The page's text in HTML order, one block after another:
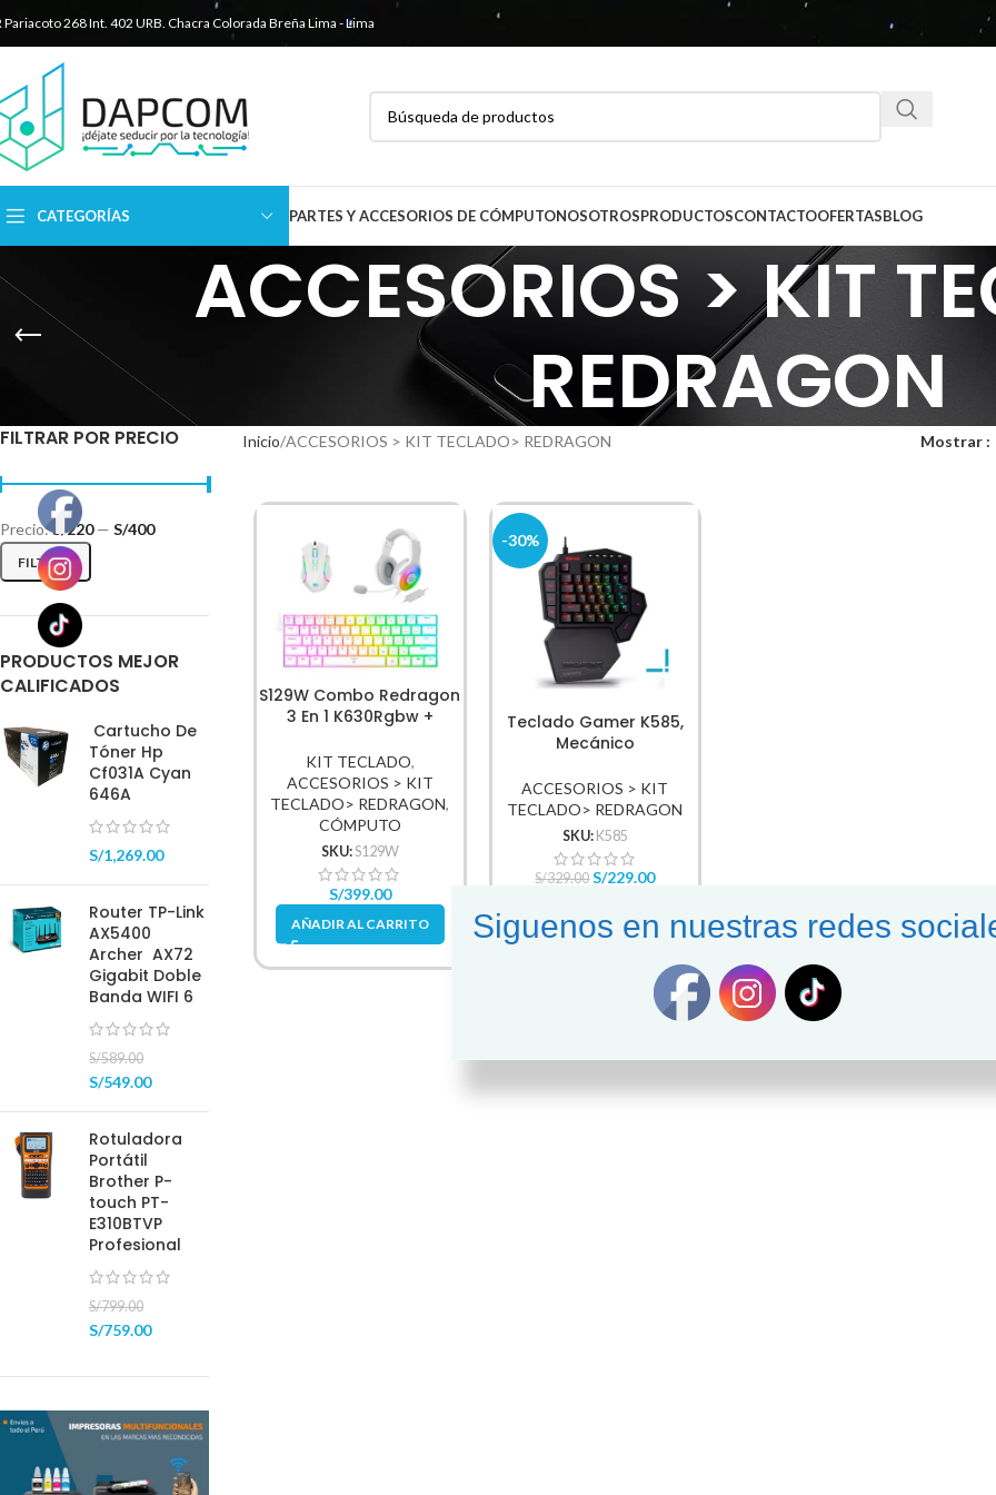
Pariacoto 268 Int. 402 URB. Chacra Colorada Breña Lima - Lima
CATEGORÍAS PARTES Y ACCESORIOS DE CÓMPUTONOSOTROSPRODUCTOSCONTACTOOFERTASBLOG
ACCESORIOS > KIT
REDRAGON
FILTRAR POR PRECIO
FILTRAR
Precio:S/220— S/400
PRODUCTOS MEJOR
CALIFICADOS
Cartucho De
Tóner Hp
Cf031A Cyan
646A
S/1,269.00
Router TP-Link
AX5400
Archer AX72
Gigabit Doble
Banda WIFI 6
S/589.00
S/549.00
Rotuladora
Portátil
Brother P-
touch PT-
E310BTVP
Profesional
S/799.00
S/759.00
Inicio ACCESORIOS > KIT TECLADO> REDRAGON Mostrar
S129W Combo Redragon
3 En 1 K630Rgbw +
English Red Switch
KIT TECLADO,
ACCESORIOS > KIT
TECLADO> REDRAGON,
CÓMPUTO
SKU:S129W
S/399.00
AÑADIR AL CARRITO
-30%
Teclado Gamer K585,
Mecánico
USB-C
ACCESORIOS > KIT
TECLADO> REDRAGON
SKU: K585
S/329.00 S/229.00
Siguenos en nuestras redes